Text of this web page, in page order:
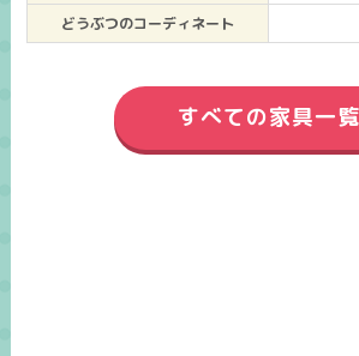
どうぶつのコーディネート
すべての家具一覧